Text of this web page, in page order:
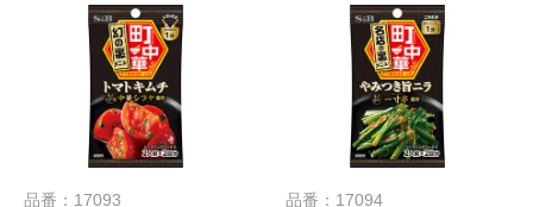
品番：17093 品番：17094